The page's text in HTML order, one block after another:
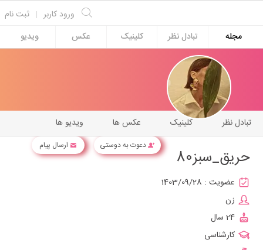
ثبت نام | ورود کاربر
مجله
تبادل نظر کلینیک عکس ویدیو
دعوت به دوستی ارسال پیام
ویدیو ها عکس ها کلینیک تبادل نظر
حریق_سبز80
عضویت : 1403/09/28
زن
24 سال
کارشناسی